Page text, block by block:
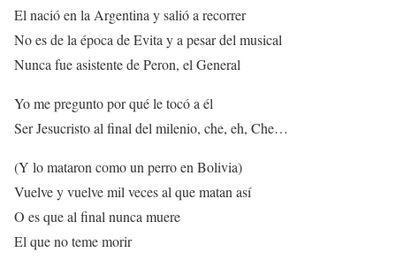
El nació en la Argentina y salió a recorrer
No es de la época de Evita y a pesar del musical
Nunca fue asistente de Peron, el General
Yo me pregunto por qué le tocó a él
Ser Jesucristo al final del milenio, che, eh, Che…
(Y lo mataron como un perro en Bolivia)
Vuelve y vuelve mil veces al que matan así
O es que al final nunca muere
El que no teme morir